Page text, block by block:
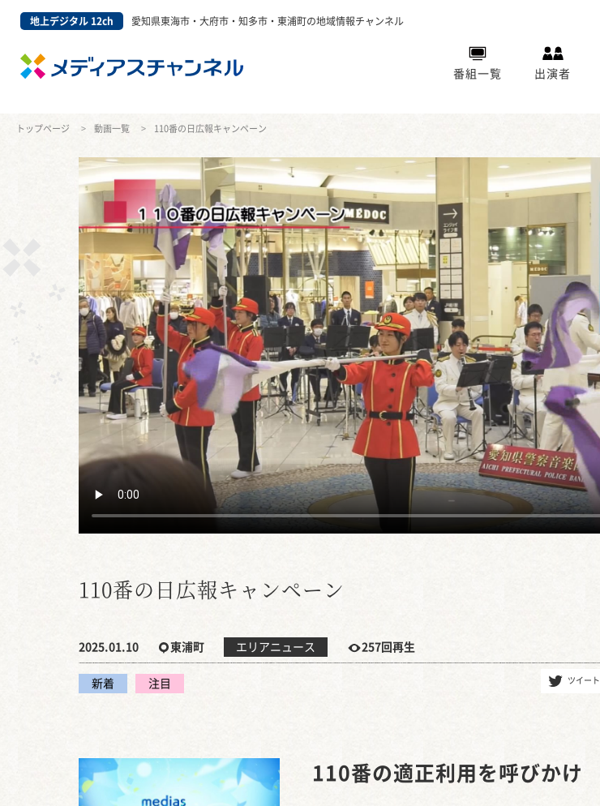
地上デジタル 12ch 愛知県東海市・大府市・知多市・東浦町の地域情報チャンネル
番組一覧 出演者
トップページ 動画一覧 110番の日広報キャンペーン
110番の日広報キャンペーン
2025.01.10 東浦町 エリアニュース 257回再生
新着 注目 ツイート
110番の適正利用を呼びかけ